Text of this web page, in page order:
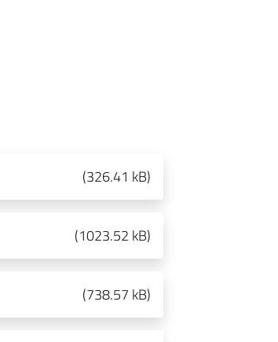
(326.41 kB)
(1023.52 kB)
(738.57 kB)